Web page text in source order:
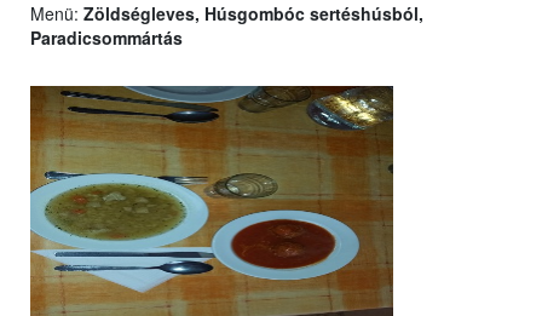
Menü: Zöldségleves, Húsgombóc sertéshúsból,
Paradicsommártás